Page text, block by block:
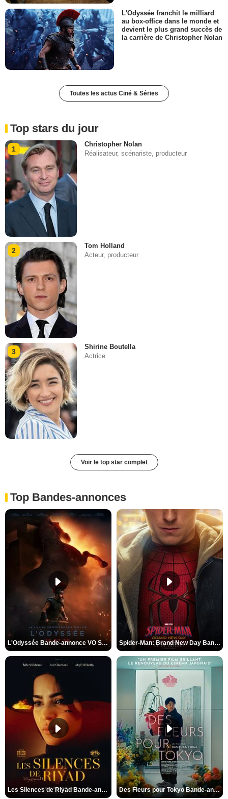
L'Odyssée franchit le milliard
au box-office dans le monde et
devient le plus grand succès de
la carrière de Christopher Nolan
Toutes les actus Ciné & Séries
Top stars du jour
1
Christopher Nolan
Réalisateur, scénariste, producteur
2
Tom Holland
Acteur, producteur
3
Shirine Boutella
Actrice
Voir le top star complet
Top Bandes-annonces
L'Odyssée Bande-annonce VO STFR Spider-Man: Brand New Day Bande-annonce VO STFR
Les Silences de Riyad Bande-annonce VO STFR Des Fleurs pour Tokyo Bande-annonce VO STFR